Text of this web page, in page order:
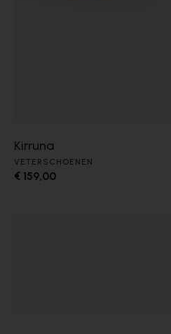
Kirruna
VETERSCHOENEN
€ 159,00